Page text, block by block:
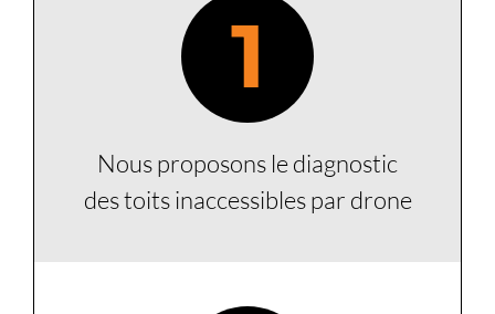
1
Nous proposons le diagnostic
des toits inaccessibles par drone